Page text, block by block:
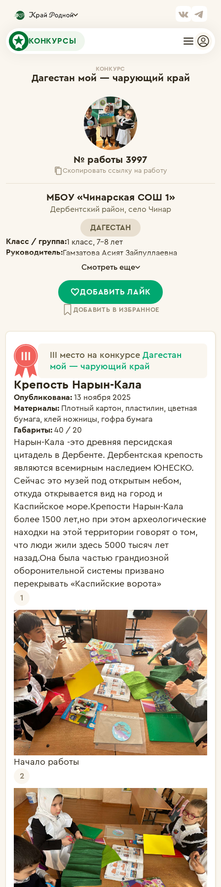
КОНКУРСЫ
КОНКУРС
Дагестан мой — чарующий край
№ работы 3997
Скопировать ссылку на работу
МБОУ «Чинарская СОШ 1»
Дербентский район, село Чинар
ДАГЕСТАН
Класс / группа:1 класс, 7-8 лет
Руководитель:Гамзатова Асият Зайпуллаевна
Смотреть еще
ДОБАВИТЬ ЛАЙК
ДОБАВИТЬ В ИЗБРАННОЕ
III место на конкурсе Дагестан
мой — чарующий край
Крепость Нарын-Кала
Опубликована: 13 ноября 2025
Материалы: Плотный картон, пластилин, цветная
бумага, клей ножницы, гофра бумага
Габариты: 40 / 20
Нарын-Кала -это древняя персидская
цитадель в Дербенте. Дербентская крепость
являются всемирным наследием ЮНЕСКО.
Сейчас это музей под открытым небом,
откуда открывается вид на город и
Каспийское море.Крепости Нарын-Кала
более 1500 лет,но при этом археологические
находки на этой территории говорят о том,
что люди жили здесь 5000 тысяч лет
назад.Она была частью грандиозной
оборонительной системы призвано
перекрывать «Каспийские ворота»
1
Начало работы
2